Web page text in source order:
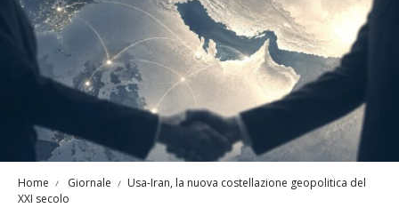
Home Giornale
Usa-Iran, la nuova costellazione geopolitica del
XXI secolo